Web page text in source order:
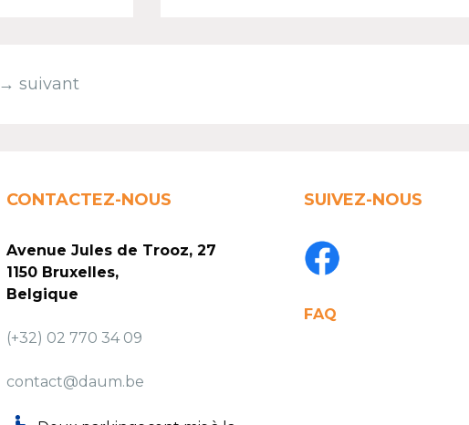
→ suivant
CONTACTEZ-NOUS
Avenue Jules de Trooz, 27
1150 Bruxelles,
Belgique
(+32) 02 770 34 09
contact@daum.be
SUIVEZ-NOUS
FAQ